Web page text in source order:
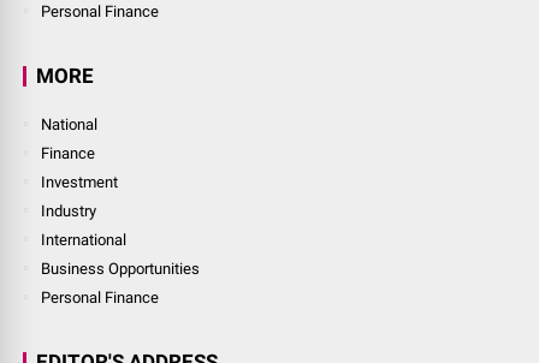
Personal Finance
MORE
National
Finance
Investment
Industry
International
Business Opportunities
Personal Finance